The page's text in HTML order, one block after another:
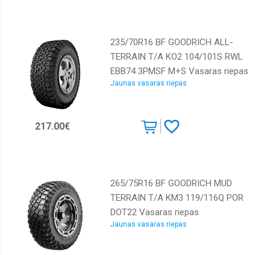
235/70R16 BF GOODRICH ALL-
TERRAIN T/A KO2 104/101S RWL
EBB74 3PMSF M+S Vasaras riepas
Jaunas vasaras riepas
217.00€
265/75R16 BF GOODRICH MUD
TERRAIN T/A KM3 119/116Q POR
DOT22 Vasaras riepas
Jaunas vasaras riepas